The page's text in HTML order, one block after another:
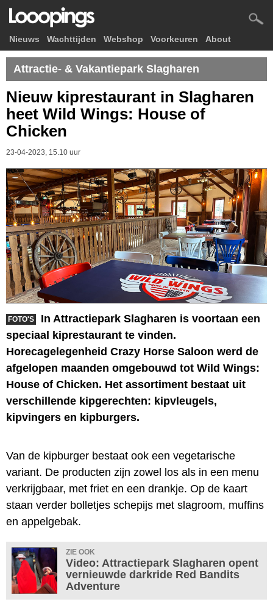
Nieuws Wachttijden Webshop Voorkeuren About
Attractie- & Vakantiepark Slagharen
Nieuw kiprestaurant in Slagharen
heet Wild Wings: House of
Chicken
23-04-2023, 15.10 uur
FOTO'S
In Attractiepark Slagharen is voortaan een
speciaal kiprestaurant te vinden.
Horecagelegenheid Crazy Horse Saloon werd de
afgelopen maanden omgebouwd tot Wild Wings:
House of Chicken. Het assortiment bestaat uit
verschillende kipgerechten: kipvleugels,
kipvingers en kipburgers.
Van de kipburger bestaat ook een vegetarische
variant. De producten zijn zowel los als in een menu
verkrijgbaar, met friet en een drankje. Op de kaart
staan verder bolletjes schepijs met slagroom, muffins
en appelgebak.
ZIE OOK
Video: Attractiepark Slagharen opent
vernieuwde darkride Red Bandits
Adventure